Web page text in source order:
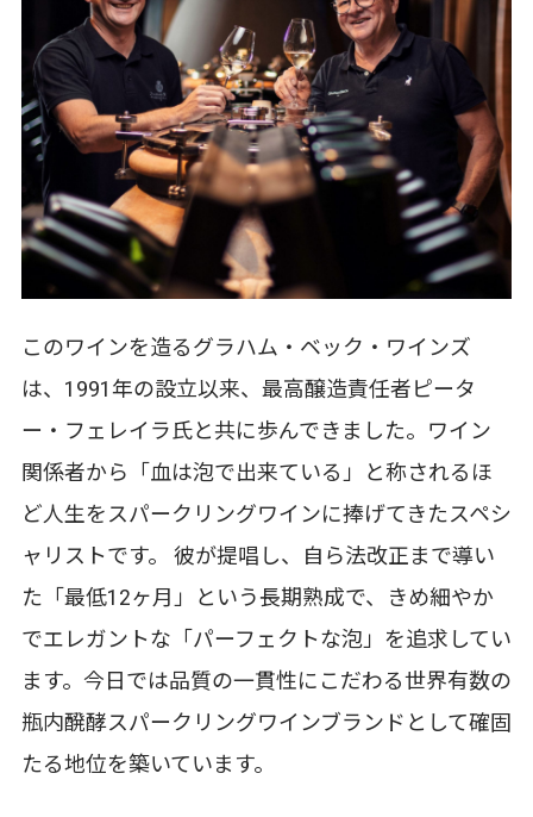
このワインを造るグラハム・ベック・ワインズ
は、1991年の設立以来、最高醸造責任者ピータ
ー・フェレイラ氏と共に歩んできました。ワイン
関係者から「血は泡で出来ている」と称されるほ
ど人生をスパークリングワインに捧げてきたスペシ
ャリストです。 彼が提唱し、自ら法改正まで導い
た「最低12ヶ月」という長期熟成で、きめ細やか
でエレガントな「パーフェクトな泡」を追求してい
ます。今日では品質の一貫性にこだわる世界有数の
瓶内醗酵スパークリングワインブランドとして確固
たる地位を築いています。